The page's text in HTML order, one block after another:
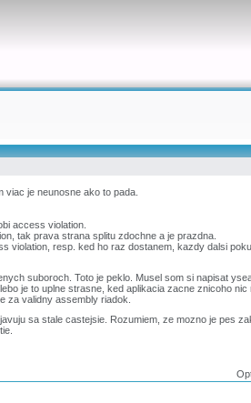
viac je neunosne ako to pada.
access violation.
tak prava strana splitu zdochne a je prazdna.
violation, resp. ked ho raz dostanem, kazdy dalsi
suboroch. Toto je peklo. Musel som si napisat
je to uplne strasne, ked aplikacia zacne znicoho
za validny assembly riadok.
sa stale castejsie. Rozumiem, ze mozno je pes